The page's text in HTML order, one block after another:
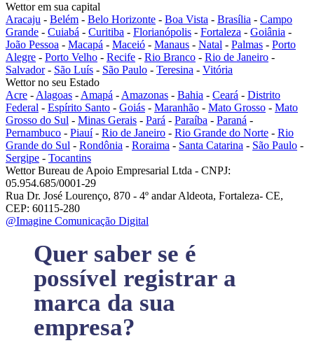
Wettor em sua capital
Aracaju - Belém - Belo Horizonte - Boa Vista - Brasília - Campo
Grande - Cuiabá - Curitiba - Florianópolis - Fortaleza - Goiânia -
João Pessoa - Macapá - Maceió - Manaus - Natal - Palmas - Porto
Alegre - Porto Velho - Recife - Rio Branco - Rio de Janeiro -
Salvador- São Luís - São Paulo - Teresina - Vitória
Wettor no seu Estado
Acre - Alagoas - Amapá - Amazonas - Bahia - Ceará - Distrito
Federal - Espírito Santo - Goiás - Maranhão - Mato Grosso - Mato
Grosso do Sul - Minas Gerais - Pará - Paraíba - Paraná -
Pernambuco - Piauí- Rio de Janeiro - Rio Grande do Norte - Rio
Grande do Sul - Rondônia - Roraima - Santa Catarina - São Paulo -
Sergipe - Tocantins
Wettor Bureau de Apoio Empresarial Ltda - CNPJ:
05.954.685/0001-29
Rua Dr. José Lourenço, 870 - 4º andar Aldeota, Fortaleza- CE,
CEP: 60115-280
@Imagine Comunicação Digital
Quer saber se é
possível registrar a
marca da sua
empresa?